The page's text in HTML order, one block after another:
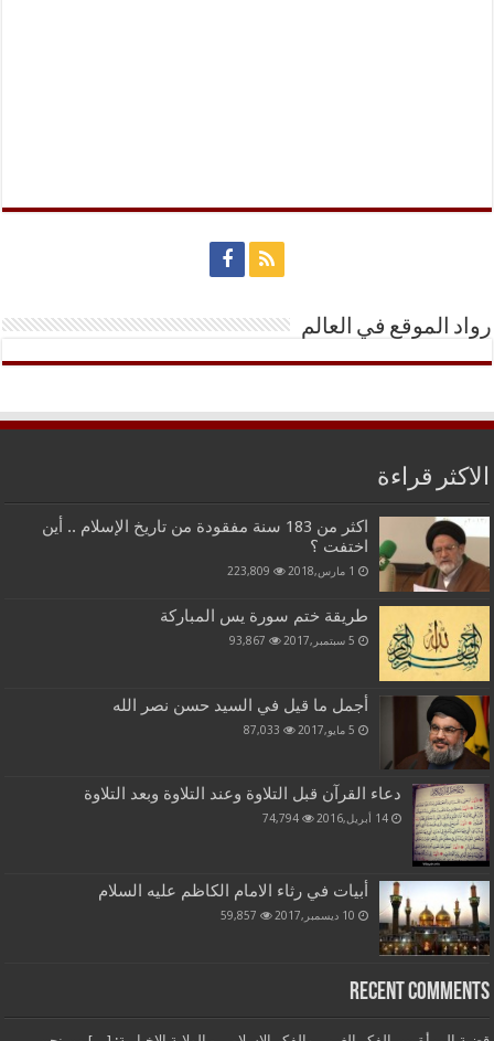
رواد الموقع في العالم
الاكثر قراءة
اكثر من 183 سنة مفقودة من تاريخ الإسلام .. أين
اختفت ؟
1 مارس,2018 223,809
طريقة ختم سورة يس المباركة
5 سبتمبر,2017 93,867
أجمل ما قيل في السيد حسن نصر الله
5 مايو,2017 87,033
دعاء القرآن قبل التلاوة وعند التلاوة وبعد التلاوة
14 أبريل,2016 74,794
أبيات في رثاء الامام الكاظم عليه السلام
10 ديسمبر,2017 59,857
Recent Comments